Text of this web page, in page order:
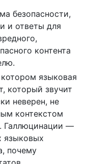
безопасности,
и ответы для
контента
языковая
который звучит
неверен, не
контекстом
Галлюцинации —
языковых
почему